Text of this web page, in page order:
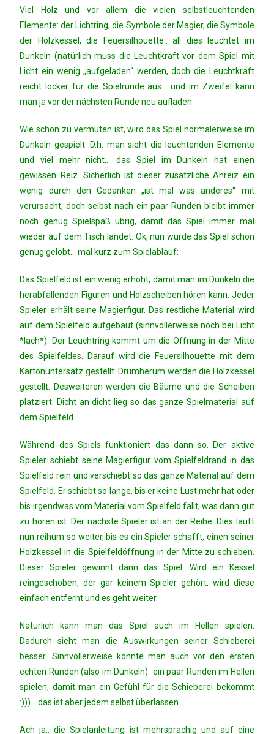
Viel Holz und vor allem die vielen selbstleuchtenden
Elemente: der Lichtring, die Symbole der Magier, die Symbole
der Holzkessel, die Feuersilhouette.. all dies leuchtet im
Dunkeln (natürlich muss die Leuchtkraft vor dem Spiel mit
Licht ein wenig „aufgeladen“ werden, doch die Leuchtkraft
reicht locker für die Spielrunde aus… und im Zweifel kann
man ja vor der nächsten Runde neu aufladen.
Wie schon zu vermuten ist, wird das Spiel normalerweise im
Dunkeln gespielt. D.h. man sieht die leuchtenden Elemente
und viel mehr nicht… das Spiel im Dunkeln hat einen
gewissen Reiz. Sicherlich ist dieser zusätzliche Anreiz ein
wenig durch den Gedanken „ist mal was anderes“ mit
verursacht, doch selbst nach ein paar Runden bleibt immer
noch genug Spielspaß übrig, damit das Spiel immer mal
wieder auf dem Tisch landet. Ok, nun wurde das Spiel schon
genug gelobt… mal kurz zum Spielablauf:
Das Spielfeld ist ein wenig erhöht, damit man im Dunkeln die
herabfallenden Figuren und Holzscheiben hören kann. Jeder
Spieler erhält seine Magierfigur. Das restliche Material wird
auf dem Spielfeld aufgebaut (sinnvollerweise noch bei Licht
*lach*). Der Leuchtring kommt um die Öffnung in der Mitte
des Spielfeldes. Darauf wird die Feuersilhouette mit dem
Kartonuntersatz gestellt. Drumherum werden die Holzkessel
gestellt. Desweiteren werden die Bäume und die Scheiben
platziert. Dicht an dicht lieg so das ganze Spielmaterial auf
dem Spielfeld.
Während des Spiels funktioniert das dann so. Der aktive
Spieler schiebt seine Magierfigur vom Spielfeldrand in das
Spielfeld rein und verschiebt so das ganze Material auf dem
Spielfeld. Er schiebt so lange, bis er keine Lust mehr hat oder
bis irgendwas vom Material vom Spielfeld fällt, was dann gut
zu hören ist. Der nächste Spieler ist an der Reihe. Dies läuft
nun reihum so weiter, bis es ein Spieler schafft, einen seiner
Holzkessel in die Spielfeldöffnung in der Mitte zu schieben.
Dieser Spieler gewinnt dann das Spiel. Wird ein Kessel
reingeschoben, der gar keinem Spieler gehört, wird diese
einfach entfernt und es geht weiter.
Natürlich kann man das Spiel auch im Hellen spielen.
Dadurch sieht man die Auswirkungen seiner Schieberei
besser. Sinnvollerweise könnte man auch vor den ersten
echten Runden (also im Dunkeln) ein paar Runden im Hellen
spielen, damit man ein Gefühl für die Schieberei bekommt
:))) .. das ist aber jedem selbst überlassen.
Ach ja.. die Spielanleitung ist mehrsprachig und auf eine